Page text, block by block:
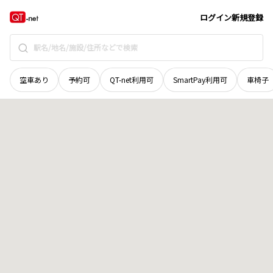
ログイン新規登録
空車あり 予約可 QT-net利用可 SmartPay利用可 車椅子
広島県